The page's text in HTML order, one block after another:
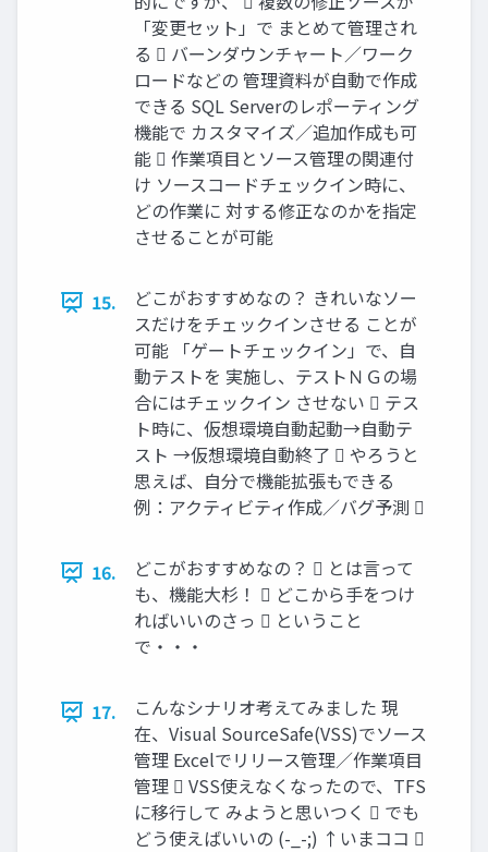
「変更セット」で まとめて管理され
る  バーンダウンチャート／ワーク
ロードなどの 管理資料が自動で作成
できる SQL Serverのレポーティング
機能で カスタマイズ／追加作成も可
能  作業項目とソース管理の関連付
け ソースコードチェックイン時に、
どの作業に 対する修正なのかを指定
させることが可能
15.
どこがおすすめなの？ きれいなソー
スだけをチェックインさせる ことが
可能 「ゲートチェックイン」で、自
動テストを 実施し、テストＮＧの場
合にはチェックイン させない  テス
ト時に、仮想環境自動起動→自動テ
スト →仮想環境自動終了  やろうと
思えば、自分で機能拡張もできる
例：アクティビティ作成／バグ予測 
16.
どこがおすすめなの？  とは言って
も、機能大杉！  どこから手をつけ
ればいいのさっ  ということ
で・・・
17.
こんなシナリオ考えてみました 現
在、Visual SourceSafe(VSS)でソース
管理 Excelでリリース管理／作業項目
管理  VSS使えなくなったので、TFS
に移行して みようと思いつく  でも
どう使えばいいの (-_-;) ↑いまココ 